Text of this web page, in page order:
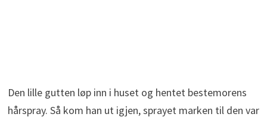
Den lille gutten løp inn i huset og hentet bestemorens
hårspray. Så kom han ut igjen, sprayet marken til den var